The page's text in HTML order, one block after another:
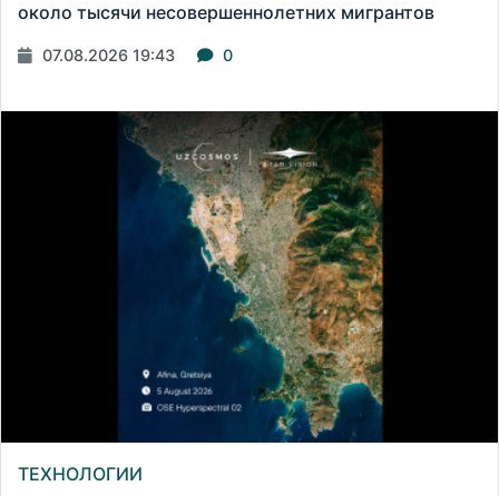
около тысячи несовершеннолетних мигрантов
07.08.2026 19:43 0
ТЕХНОЛОГИИ